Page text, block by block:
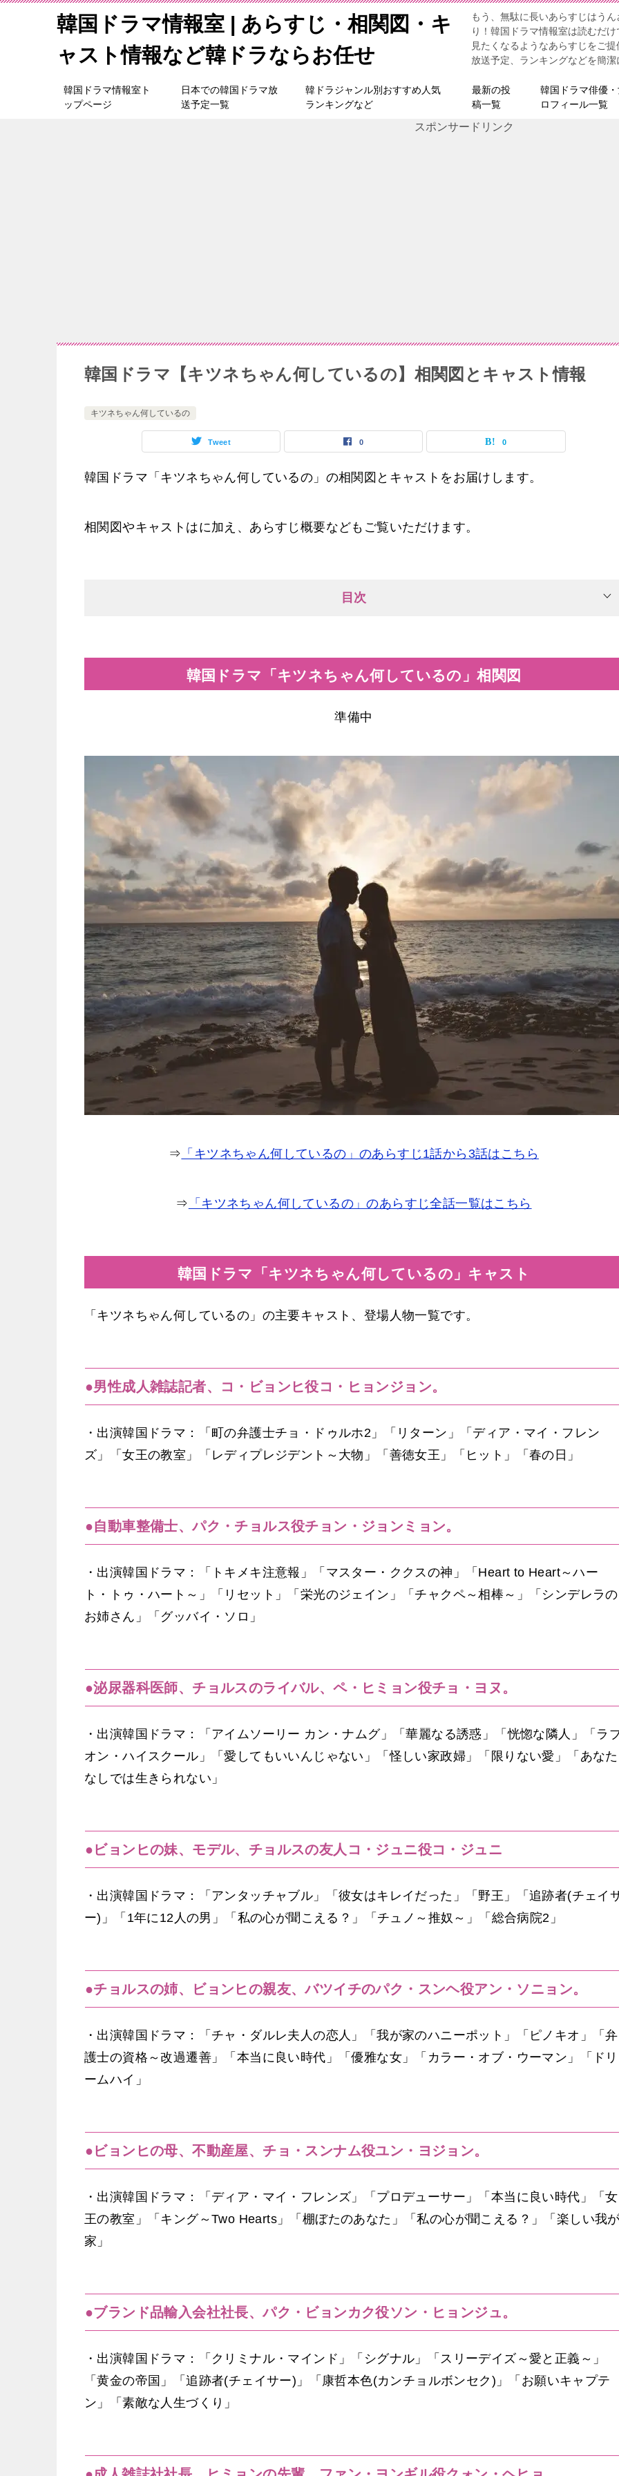
韓国ドラマ情報室 | あらすじ・相関図・キ
ャスト情報など韓ドラならお任せ
もう、無駄に長いあらすじはう
り！韓国ドラマ情報室は読むだ
見たくなるようなあらすじをご
放送予定、ランキングなどを簡
韓国ドラマ情報室ト
ップページ
日本での韓国ドラマ放
送予定一覧
韓ドラジャンル別おすすめ人気
ランキングなど
最新の投
稿一覧
韓国ドラマ俳優
ロフィール一覧
スポンサードリンク
韓国ドラマ【キツネちゃん何しているの】相関図とキャスト情報
キツネちゃん何しているの
Tweet 0 0
韓国ドラマ「キツネちゃん何しているの」の相関図とキャストをお届けします。
相関図やキャストはに加え、あらすじ概要などもご覧いただけます。
目次
韓国ドラマ「キツネちゃん何しているの」相関図
準備中
⇒ 「キツネちゃん何しているの」のあらすじ1話から3話はこちら
⇒ 「キツネちゃん何しているの」のあらすじ全話一覧はこちら
韓国ドラマ「キツネちゃん何しているの」キャスト
「キツネちゃん何しているの」の主要キャスト、登場人物一覧です。
●男性成人雑誌記者、コ・ビョンヒ役コ・ヒョンジョン。
・出演韓国ドラマ：「町の弁護士チョ・ドゥルホ2」「リターン」「ディア・マイ・フレン
ズ」「女王の教室」「レディプレジデント～大物」「善徳女王」「ヒット」「春の日」
●自動車整備士、パク・チョルス役チョン・ジョンミョン。
・出演韓国ドラマ：「トキメキ注意報」「マスター・ククスの神」「Heart to Heart～ハー
ト・トゥ・ハート～」「リセット」「栄光のジェイン」「チャクペ～相棒～」「シンデレラの
お姉さん」「グッバイ・ソロ」
●泌尿器科医師、チョルスのライバル、ペ・ヒミョン役チョ・ヨヌ。
・出演韓国ドラマ：「アイムソーリー カン・ナムグ」「華麗なる誘惑」「恍惚な隣人」「ラ
オン・ハイスクール」「愛してもいいんじゃない」「怪しい家政婦」「限りない愛」「あなた
なしでは生きられない」
●ビョンヒの妹、モデル、チョルスの友人コ・ジュニ役コ・ジュニ
・出演韓国ドラマ：「アンタッチャブル」「彼女はキレイだった」「野王」「追跡者(チェイ
ー)」「1年に12人の男」「私の心が聞こえる？」「チュノ～推奴～」「総合病院2」
●チョルスの姉、ビョンヒの親友、バツイチのパク・スンヘ役アン・ソニョン。
・出演韓国ドラマ：「チャ・ダルレ夫人の恋人」「我が家のハニーポット」「ピノキオ」「弁
護士の資格～改過遷善」「本当に良い時代」「優雅な女」「カラー・オブ・ウーマン」「ドリ
ームハイ」
●ビョンヒの母、不動産屋、チョ・スンナム役ユン・ヨジョン。
・出演韓国ドラマ：「ディア・マイ・フレンズ」「プロデューサー」「本当に良い時代」「女
王の教室」「キング～Two Hearts」「棚ぼたのあなた」「私の心が聞こえる？」「楽しい我
家」
●ブランド品輸入会社社長、パク・ビョンカク役ソン・ヒョンジュ。
・出演韓国ドラマ：「クリミナル・マインド」「シグナル」「スリーデイズ～愛と正義～」
「黄金の帝国」「追跡者(チェイサー)」「康哲本色(カンチョルボンセク)」「お願いキャプテ
ン」「素敵な人生づくり」